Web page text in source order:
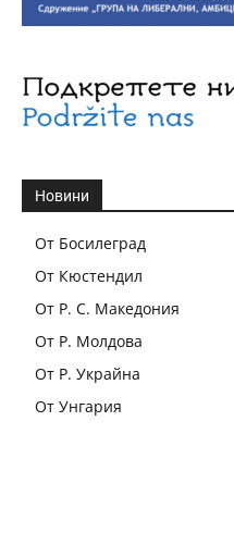
Новини
От Босилеград
От Кюстендил
От Р. С. Македония
От Р. Молдова
От Р. Украйна
От Унгария